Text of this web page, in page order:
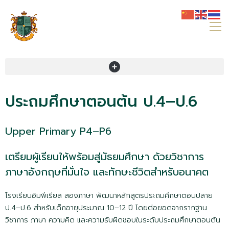
ประถมศึกษาตอนต้น ป.4–ป.6
Upper Primary P4–P6
เตรียมผู้เรียนให้พร้อมสู่มัธยมศึกษา ด้วยวิชาการ
ภาษาอังกฤษที่มั่นใจ และทักษะชีวิตสำหรับอนาคต
โรงเรียนอิมพีเรียล สองภาษา พัฒนาหลักสูตรประถมศึกษาตอนปลาย
ป.4–ป.6 สำหรับเด็กอายุประมาณ 10–12 ปี โดยต่อยอดจากรากฐาน
วิชาการ ภาษา ความคิด และความรับผิดชอบในระดับประถมศึกษาตอนต้น